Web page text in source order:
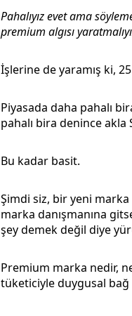
Pahalıyız evet ama
premium algısı
İşlerine de yaramış ki,
Piyasada daha pahalı
pahalı bira denince
Bu kadar basit.
Şimdi siz, bir yeni
marka danışmanına
şey demek değil diye
Premium marka nedir,
tüketiciyle duygusal